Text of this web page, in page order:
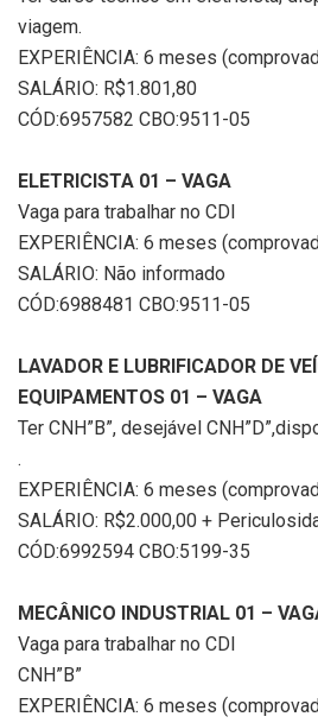
viagem.
EXPERIÊNCIA: 6 meses
SALÁRIO: R$1.801,80
CÓD:6957582 CBO:9511-05
ELETRICISTA 01 – VAGA
Vaga para trabalhar no CDI
EXPERIÊNCIA: 6 meses
SALÁRIO: Não informado
CÓD:6988481 CBO:9511-05
LAVADOR E LUBRIFICADOR DE
EQUIPAMENTOS 01 – VAGA
Ter CNH”B”, desejável
.
EXPERIÊNCIA: 6 meses
SALÁRIO: R$2.000,00 +
CÓD:6992594 CBO:5199-35
MECÂNICO INDUSTRIAL 01 –
Vaga para trabalhar no CDI
CNH”B”
EXPERIÊNCIA: 6 meses